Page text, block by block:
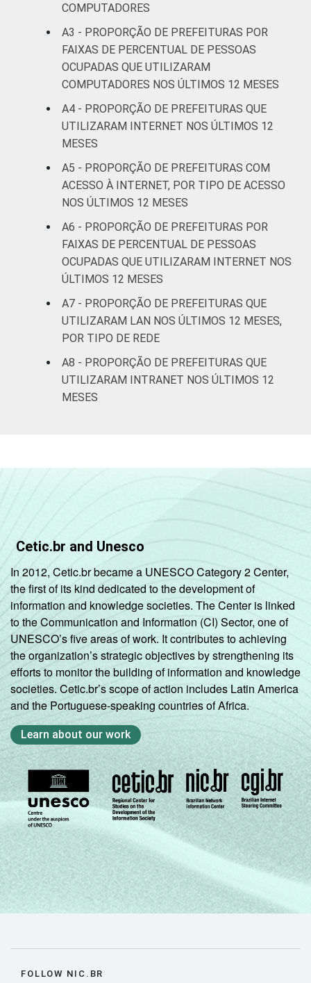
COMPUTADORES
A3 - PROPORÇÃO DE PREFEITURAS POR
FAIXAS DE PERCENTUAL DE PESSOAS
OCUPADAS QUE UTILIZARAM
COMPUTADORES NOS ÚLTIMOS 12 MESES
A4 - PROPORÇÃO DE PREFEITURAS QUE
UTILIZARAM INTERNET NOS ÚLTIMOS 12
MESES
A5 - PROPORÇÃO DE PREFEITURAS COM
ACESSO À INTERNET, POR TIPO DE ACESSO
NOS ÚLTIMOS 12 MESES
A6 - PROPORÇÃO DE PREFEITURAS POR
FAIXAS DE PERCENTUAL DE PESSOAS
OCUPADAS QUE UTILIZARAM INTERNET NOS
ÚLTIMOS 12 MESES
A7 - PROPORÇÃO DE PREFEITURAS QUE
UTILIZARAM LAN NOS ÚLTIMOS 12 MESES,
POR TIPO DE REDE
A8 - PROPORÇÃO DE PREFEITURAS QUE
UTILIZARAM INTRANET NOS ÚLTIMOS 12
MESES
Cetic.br and Unesco
In 2012, Cetic.br became a UNESCO Category 2 Center,
the first of its kind dedicated to the development of
information and knowledge societies. The Center is linked
to the Communication and Information (CI) Sector, one of
UNESCO’s five areas of work. It contributes to achieving
the organization’s strategic objectives by strengthening its
efforts to monitor the building of information and knowledge
societies. Cetic.br’s scope of action includes Latin America
and the Portuguese-speaking countries of Africa.
Learn about our work
FOLLOW NIC.BR